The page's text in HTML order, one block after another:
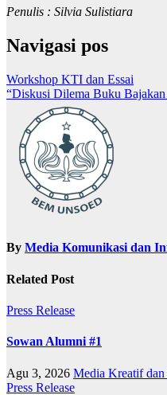
Penulis : Silvia Sulistiara
Navigasi pos
Workshop KTI dan Essai
“Diskusi Dilema Buku
By Media Komunikasi dan
Related Post
Press Release
Sowan Alumni #1
Agu 3, 2026 Media Kreatif
Press Release